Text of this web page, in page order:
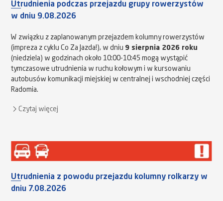
Utrudnienia podczas przejazdu grupy rowerzystów
w dniu 9.08.2026
W związku z zaplanowanym przejazdem kolumny rowerzystów
(impreza z cyklu Co Za Jazda!), w dniu 9 sierpnia 2026 roku
(niedziela) w godzinach około 10:00-10:45 mogą wystąpić
tymczasowe utrudnienia w ruchu kołowym i w kursowaniu
autobusów komunikacji miejskiej w centralnej i wschodniej części
Radomia.
Czytaj więcej
Utrudnienia z powodu przejazdu kolumny rolkarzy w
dniu 7.08.2026